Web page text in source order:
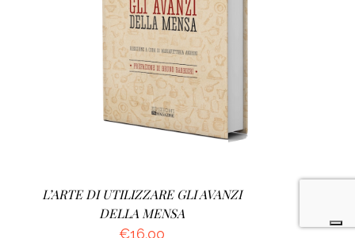
AGGIUNGI AL CARRELLO /
L’ARTE DI UTILIZZARE GLI AVANZI
DELLA MENSA
€16.00